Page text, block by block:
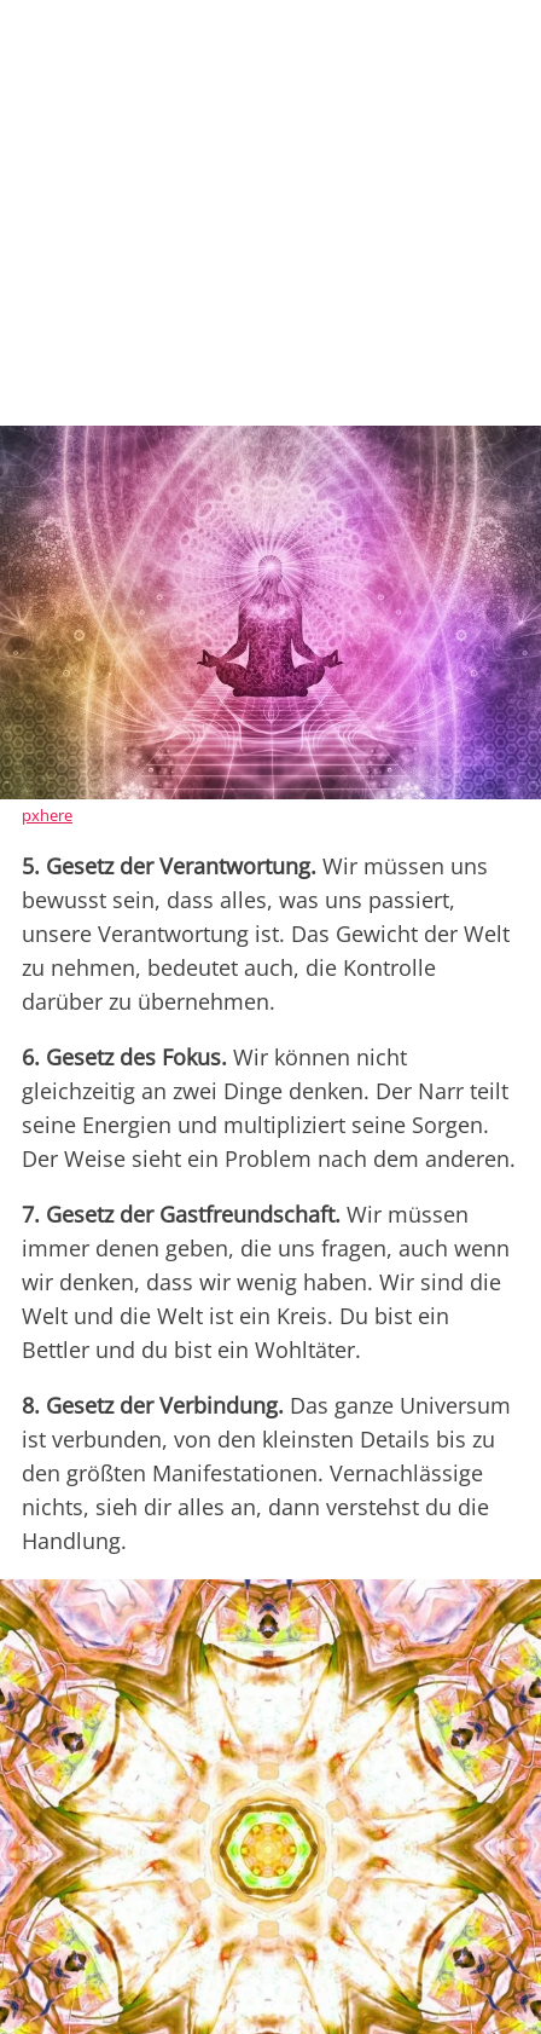
pxhere
5. Gesetz der Verantwortung. Wir müssen uns
bewusst sein, dass alles, was uns passiert,
unsere Verantwortung ist. Das Gewicht der Welt
zu nehmen, bedeutet auch, die Kontrolle
darüber zu übernehmen.
6. Gesetz des Fokus. Wir können nicht
gleichzeitig an zwei Dinge denken. Der Narr teilt
seine Energien und multipliziert seine Sorgen.
Der Weise sieht ein Problem nach dem anderen.
7. Gesetz der Gastfreundschaft. Wir müssen
immer denen geben, die uns fragen, auch wenn
wir denken, dass wir wenig haben. Wir sind die
Welt und die Welt ist ein Kreis. Du bist ein
Bettler und du bist ein Wohltäter.
8. Gesetz der Verbindung. Das ganze Universum
ist verbunden, von den kleinsten Details bis zu
den größten Manifestationen. Vernachlässige
nichts, sieh dir alles an, dann verstehst du die
Handlung.